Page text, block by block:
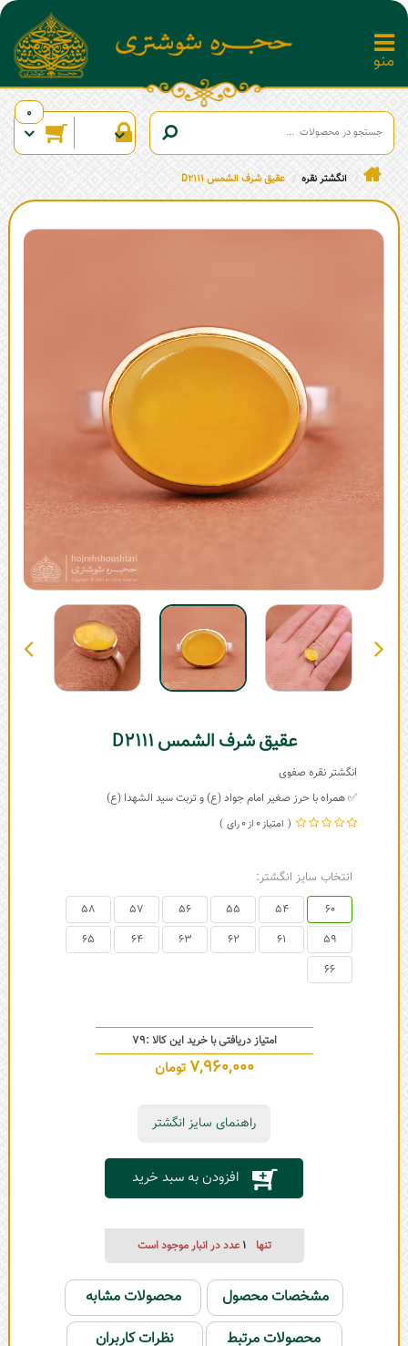
0
انگشتر نقره عقیق شرف الشمس D2111
عقیق شرف الشمس D2111
انگشتر نقره صفوی
✅ همراه با حرز صغیر امام جواد (ع) و تربت سید الشهدا (ع)
0
0
انتخاب سایز انگشتر:
60
54
55
56
57
58
59
61
62
63
64
65
66
امتیاز دریافتی با خرید این کالا :79
7,960,000 تومان
راهنمای سایز انگشتر
افزودن به سبد خرید
تنها 1 عدد در انبار موجود است
مشخصات محصول
محصولات مشابه
محصولات مرتبط
نظرات کاربران